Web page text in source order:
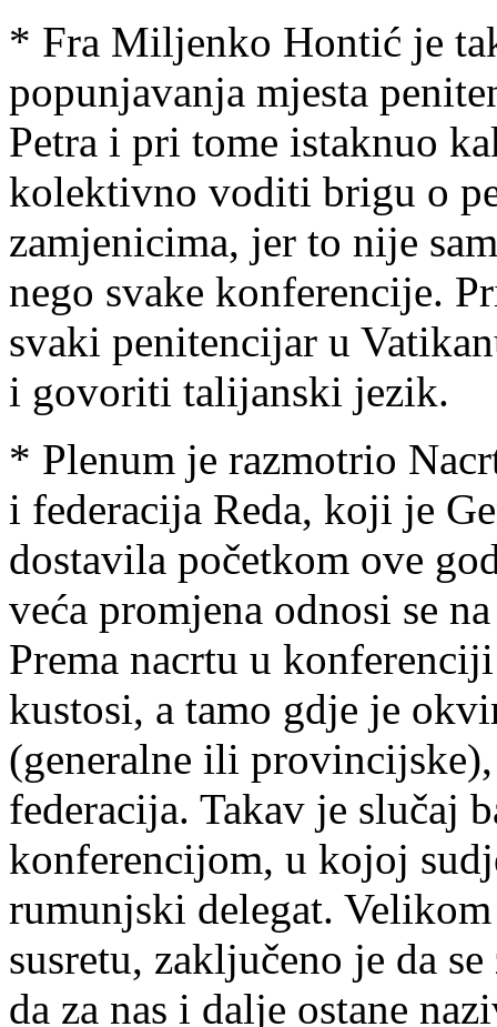
* Fra Miljenko Hontić je
popunjavanja mjesta
Petra i pri tome istaknuo
kolektivno voditi brigu o
zamjenicima, jer to nije
nego svake konferencije.
svaki penitencijar u
i govoriti talijanski jezik.
* Plenum je razmotrio
i federacija Reda, koji je
dostavila početkom ove
veća promjena odnosi se
Prema nacrtu u
kustosi, a tamo gdje je
(generalne ili
federacija. Takav je slučaj
konferencijom, u kojoj
rumunjski delegat.
susretu, zaključeno je da
da za nas i dalje ostane